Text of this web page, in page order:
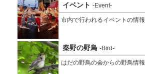
イベント -Event-
市内で行われるイベントの情報
秦野の野鳥 -Bird-
はだの野鳥の会からの野鳥情報